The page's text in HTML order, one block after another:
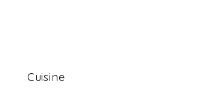
Cuisine